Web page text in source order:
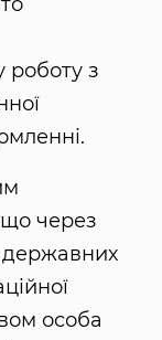
роботу з
через
державних
особа